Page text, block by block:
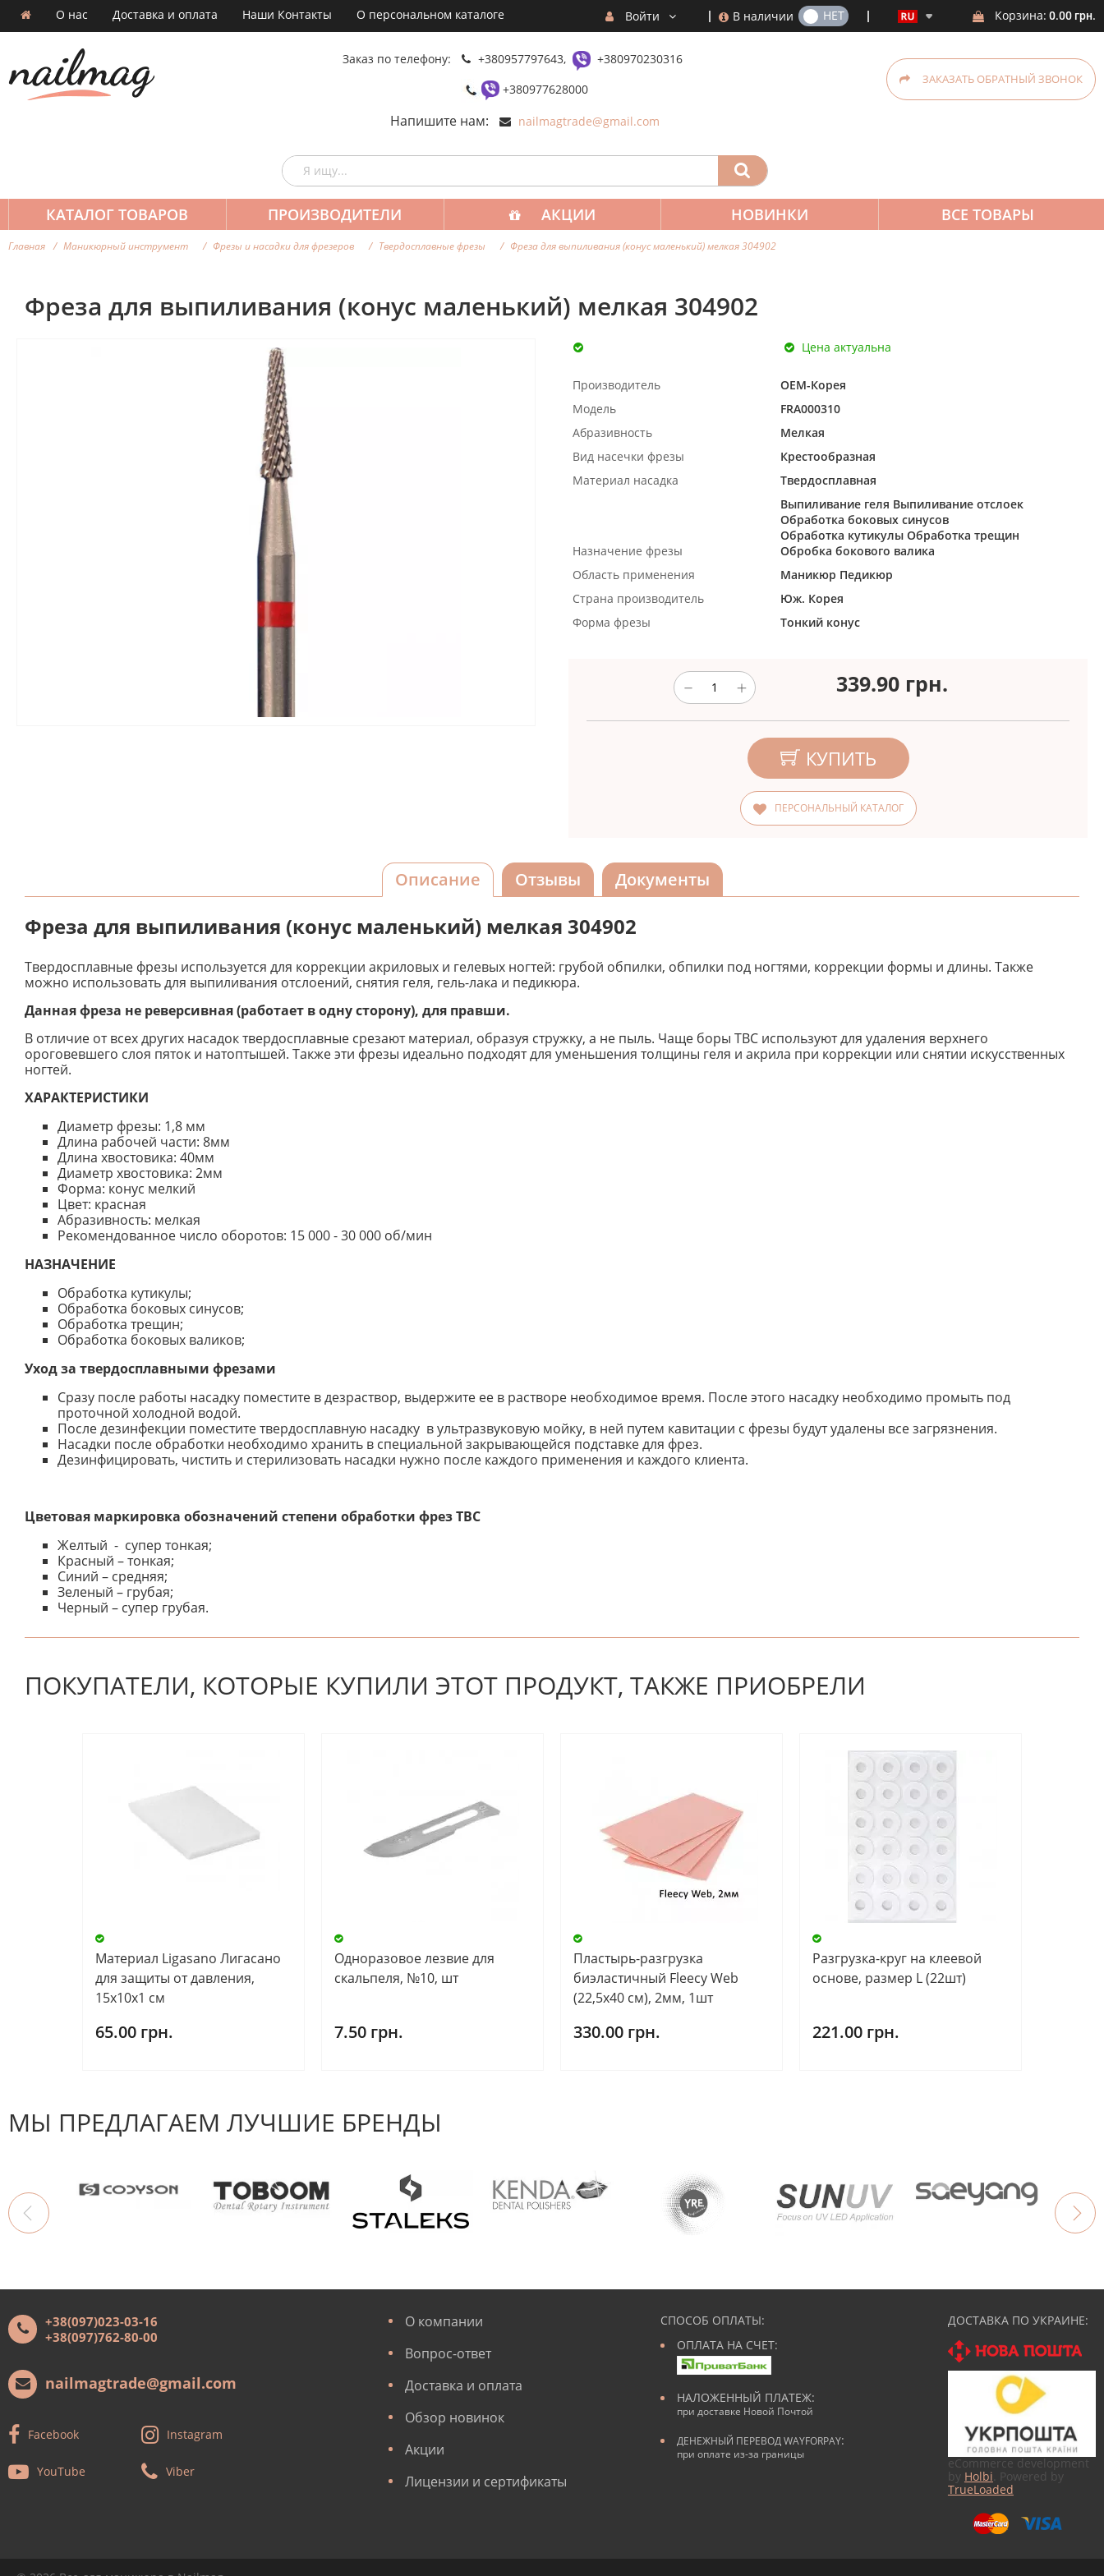
О нас Доставка и оплата Наши Контакты О персональном каталоге Корзина: 0.00 грн.
В наличии
ДА НЕТ
Войти
Заказ по телефону: +380957797643,
+380970230316
+380977628000
Напишите нам: nailmagtrade@gmail.com
ЗАКАЗАТЬ ОБРАТНЫЙ ЗВОНОК
КАТАЛОГ ТОВАРОВ ПРОИЗВОДИТЕЛИ АКЦИИ НОВИНКИ ВСЕ ТОВАРЫ
Главная Маникюрный инструмент Фрезы и насадки для фрезеров Твердосплавные фрезы Фреза для выпиливания (конус маленький) мелкая 304902
Фреза для выпиливания (конус маленький) мелкая 304902
Цена актуальна
Производитель
ОЕМ-Корея
Модель
FRA000310
Абразивность
Мелкая
Вид насечки фрезы
Крестообразная
Материал насадка
Твердосплавная
Назначение фрезы
Выпиливание геля Выпиливание отслоек
Обработка боковых синусов
Обработка кутикулы Обработка трещин
Обробка бокового валика
Область применения
Маникюр Педикюр
Страна производитель
Юж. Корея
Форма фрезы
Тонкий конус
339.90 грн.
КУПИТЬ
ПЕРСОНАЛЬНЫЙ КАТАЛОГ
Описание Отзывы Документы
Фреза для выпиливания (конус маленький) мелкая 304902
Твердосплавные фрезы используется для коррекции акриловых и гелевых ногтей: грубой обпилки, обпилки под ногтями, коррекции формы и длины. Также
можно использовать для выпиливания отслоений, снятия геля, гель-лака и педикюра.
Данная фреза не реверсивная (работает в одну сторону), для правши.
В отличие от всех других насадок твердосплавные срезают материал, образуя стружку, а не пыль. Чаще боры ТВС используют для удаления верхнего
ороговевшего слоя пяток и натоптышей. Также эти фрезы идеально подходят для уменьшения толщины геля и акрила при коррекции или снятии искусственных
ногтей.
ХАРАКТЕРИСТИКИ
Диаметр фрезы: 1,8 мм
Длина рабочей части: 8мм
Длина хвостовика: 40мм
Диаметр хвостовика: 2мм
Форма: конус мелкий
Цвет: красная
Абразивность: мелкая
Рекомендованное число оборотов: 15 000 - 30 000 об/мин
НАЗНАЧЕНИЕ
Обработка кутикулы;
Обработка боковых синусов;
Обработка трещин;
Обработка боковых валиков;
Уход за твердосплавными фрезами
Сразу после работы насадку поместите в дезраствор, выдержите ее в растворе необходимое время. После этого насадку необходимо промыть под
проточной холодной водой.
После дезинфекции поместите твердосплавную насадку в ультразвуковую мойку, в ней путем кавитации с фрезы будут удалены все загрязнения.
Насадки после обработки необходимо хранить в специальной закрывающейся подставке для фрез.
Дезинфицировать, чистить и стерилизовать насадки нужно после каждого применения и каждого клиента.
Цветовая маркировка обозначений степени обработки фрез ТВС
Желтый - супер тонкая;
Красный – тонкая;
Синий – средняя;
Зеленый – грубая;
Черный – супер грубая.
К настоящему времени нет отзывов. Вы можете стать первым! Будьте первым, кто напишет отзыв.
ПОКУПАТЕЛИ, КОТОРЫЕ КУПИЛИ ЭТОТ ПРОДУКТ, ТАКЖЕ ПРИОБРЕЛИ
Материал Ligasano Лигасано
для защиты от давления,
15х10х1 см
65.00 грн.
Одноразовое лезвие для
скальпеля, №10, шт
7.50 грн.
Пластырь-разгрузка
биэластичный Fleecy Web
(22,5х40 см), 2мм, 1шт
330.00 грн.
Разгрузка-круг на клеевой
основе, размер L (22шт)
221.00 грн.
МЫ ПРЕДЛАГАЕМ ЛУЧШИЕ БРЕНДЫ
+38(097)023-03-16
+38(097)762-80-00
nailmagtrade@gmail.com
Facebook Instagram
YouTube Viber
О компании
Вопрос-ответ
Доставка и оплата
Обзор новинок
Акции
Лицензии и сертификаты
СПОСОБ ОПЛАТЫ:
ОПЛАТА НА СЧЕТ:
НАЛОЖЕННЫЙ ПЛАТЕЖ:
при доставке Новой Почтой
ДЕНЕЖНЫЙ ПЕРЕВОД WAYFORPAY:
при оплате из-за границы
ДОСТАВКА ПО УКРАИНЕ:
eCommerce development
by Holbi . Powered by
TrueLoaded